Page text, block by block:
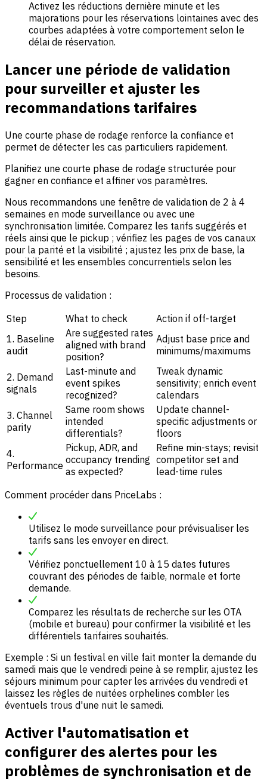
Activez les réductions dernière minute et les
majorations pour les réservations lointaines avec des
courbes adaptées à votre comportement selon le
délai de réservation.
Lancer une période de validation
pour surveiller et ajuster les
recommandations tarifaires
Une courte phase de rodage renforce la confiance et
permet de détecter les cas particuliers rapidement.
Planifiez une courte phase de rodage structurée pour
gagner en confiance et affiner vos paramètres.
Nous recommandons une fenêtre de validation de 2 à 4
semaines en mode surveillance ou avec une
synchronisation limitée. Comparez les tarifs suggérés et
réels ainsi que le pickup ; vérifiez les pages de vos canaux
pour la parité et la visibilité ; ajustez les prix de base, la
sensibilité et les ensembles concurrentiels selon les
besoins.
Processus de validation :
Step
What to check
Action if off-target
1. Baseline
audit
Are suggested rates
aligned with brand
position?
Adjust base price and
minimums/maximums
2. Demand
signals
Last-minute and
event spikes
recognized?
Tweak dynamic
sensitivity; enrich event
calendars
3. Channel
parity
Same room shows
intended
differentials?
Update channel-
specific adjustments or
floors
4.
Performance
Pickup, ADR, and
occupancy trending
as expected?
Refine min-stays; revisit
competitor set and
lead-time rules
Comment procéder dans PriceLabs :
Utilisez le mode surveillance pour prévisualiser les
tarifs sans les envoyer en direct.
Vérifiez ponctuellement 10 à 15 dates futures
couvrant des périodes de faible, normale et forte
demande.
Comparez les résultats de recherche sur les OTA
(mobile et bureau) pour confirmer la visibilité et les
différentiels tarifaires souhaités.
Exemple : Si un festival en ville fait monter la demande du
samedi mais que le vendredi peine à se remplir, ajustez les
séjours minimum pour capter les arrivées du vendredi et
laissez les règles de nuitées orphelines combler les
éventuels trous d'une nuit le samedi.
Activer l'automatisation et
configurer des alertes pour les
problèmes de synchronisation et de